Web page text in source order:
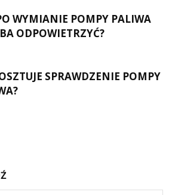
WYMIANIE POMPY PALIWA
ODPOWIETRZYĆ?
SPRAWDZENIE POMPY